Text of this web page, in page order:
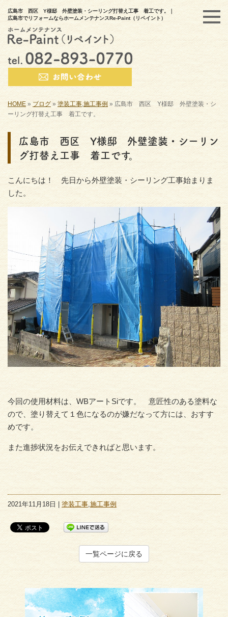
広島市 西区 Y様邸 外壁塗装・シーリング打替え工事 着工です。｜
広島市でリフォームならホームメンテナンスRe-Paint（リペイント）
HOME » ブログ » 塗装工事,施工事例 »広島市 西区 Y様邸 外壁塗装・シ
ーリング打替え工事 着工です。
広島市 西区 Y様邸 外壁塗装・シーリン
グ打替え工事 着工です。
こんにちは！ 先日から外壁塗装・シーリング工事始まりま
した。
今回の使用材料は、WBアートSiです。 意匠性のある塗料な
ので、塗り替えて１色になるのが嫌だなって方には、おすす
めです。
また進捗状況をお伝えできればと思います。
2021年11月18日 | 塗装工事 施工事例
一覧ページに戻る